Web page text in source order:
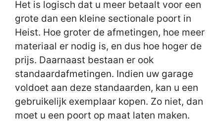
Het is logisch dat u meer betaalt voor een
grote dan een kleine sectionale poort in
Heist. Hoe groter de afmetingen, hoe meer
materiaal er nodig is, en dus hoe hoger de
prijs. Daarnaast bestaan er ook
standaardafmetingen. Indien uw garage
voldoet aan deze standaarden, kan u een
gebruikelijk exemplaar kopen. Zo niet, dan
moet u een poort op maat laten maken.